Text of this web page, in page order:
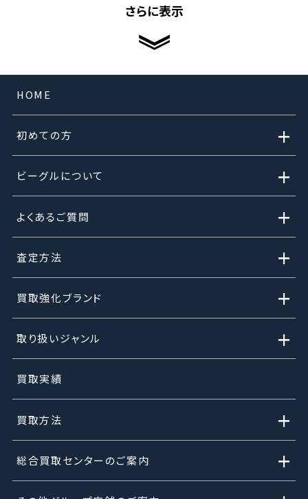
さらに表示
HOME
初めての方 +
ビーグルについて +
よくあるご質問 +
査定方法 +
買取強化ブランド +
取り扱いジャンル +
買取実績
買取方法 +
総合買取センターのご案内 +